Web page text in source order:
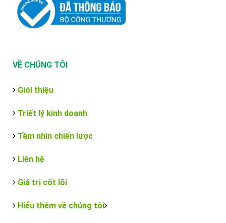
VỀ CHÚNG TÔI
Giới thiệu
Triết lý kinh doanh
Tầm nhìn chiến lược
Liên hệ
Giá trị cốt lõi
Hiểu thêm về chúng tôi